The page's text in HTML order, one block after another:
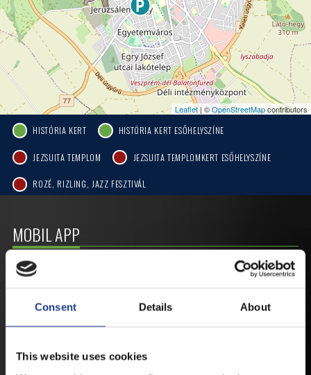
Consent Details About
This website uses cookies
Leaflet| ©OpenStreetMapcontributors
HISTÓRIA KERT HISTÓRIA KERT ESŐHELYSZÍNE
JEZSUITA TEMPLOM JEZSUITA TEMPLOMKERT ESŐHELYSZÍNE
ROZÉ, RIZLING, JAZZ FESZTIVÁL
MOBIL APP